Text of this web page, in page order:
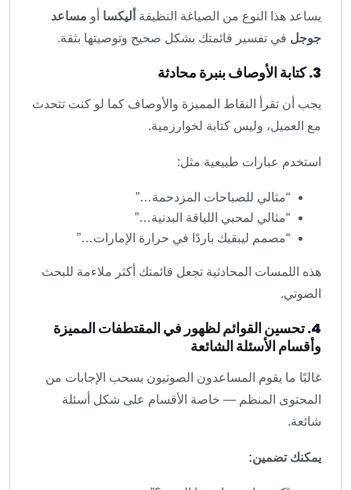
يساعد هذا النوع من الصياغة النظيفة أليكسا أو مساعد
جوجل في تفسير قائمتك بشكل صحيح وتوصيتها بثقة.
3. كتابة الأوصاف بنبرة محادثة
يجب أن تقرأ النقاط المميزة والأوصاف كما لو كنت تتحدث
مع العميل، وليس كتابة لخوارزمية.
استخدم عبارات طبيعية مثل:
“مثالي للصباحات المزدحمة…”
“مثالي لمحبي اللياقة البدنية…”
“مصمم ليبقيك باردًا في حرارة الإمارات…”
هذه اللمسات المحادثية تجعل قائمتك أكثر ملاءمة للبحث
الصوتي.
4. تحسين القوائم لظهور في المقتطفات المميزة
وأقسام الأسئلة الشائعة
غالبًا ما يقوم المساعدون الصوتيون بسحب الإجابات من
المحتوى المنظم — خاصة الأقسام على شكل أسئلة
شائعة.
يمكنك تضمين: